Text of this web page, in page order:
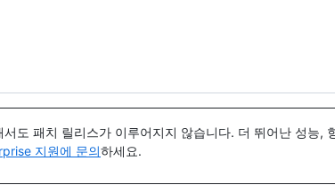
도 패치 릴리스가 이루어지지 않습니다. 더 뛰어난 성능,
지원에 문의하세요.